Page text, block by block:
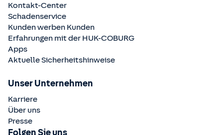
Kontakt-Center
Schadenservice
Kunden werben Kunden
Erfahrungen mit der HUK-COBURG
Apps
Aktuelle Sicherheitshinweise
Unser Unternehmen
Karriere
Über uns
Presse
Folgen Sie uns